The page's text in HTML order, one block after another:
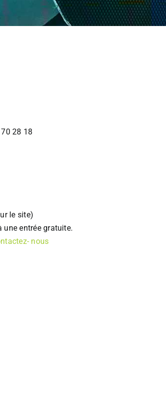
28 18
le site)
une entrée gratuite.
nous